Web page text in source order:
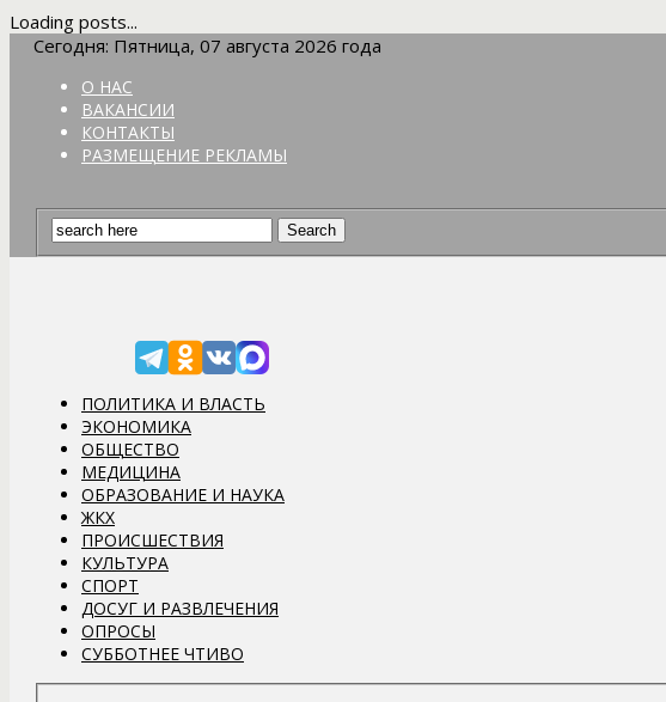
Loading posts...
Сегодня: Пятница, 07 августа 2026 года
О НАС
ВАКАНСИИ
КОНТАКТЫ
РАЗМЕЩЕНИЕ РЕКЛАМЫ
ПОЛИТИКА И ВЛАСТЬ
ЭКОНОМИКА
ОБЩЕСТВО
МЕДИЦИНА
ОБРАЗОВАНИЕ И НАУКА
ЖКХ
ПРОИСШЕСТВИЯ
КУЛЬТУРА
СПОРТ
ДОСУГ И РАЗВЛЕЧЕНИЯ
ОПРОСЫ
СУББОТНЕЕ ЧТИВО